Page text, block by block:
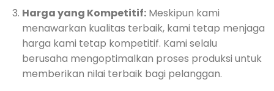
Harga yang Kompetitif:Meskipun kami
menawarkan kualitas terbaik, kami tetap menjaga
harga kami tetap kompetitif. Kami selalu
berusaha mengoptimalkan proses produksi untuk
memberikan nilai terbaik bagi pelanggan.